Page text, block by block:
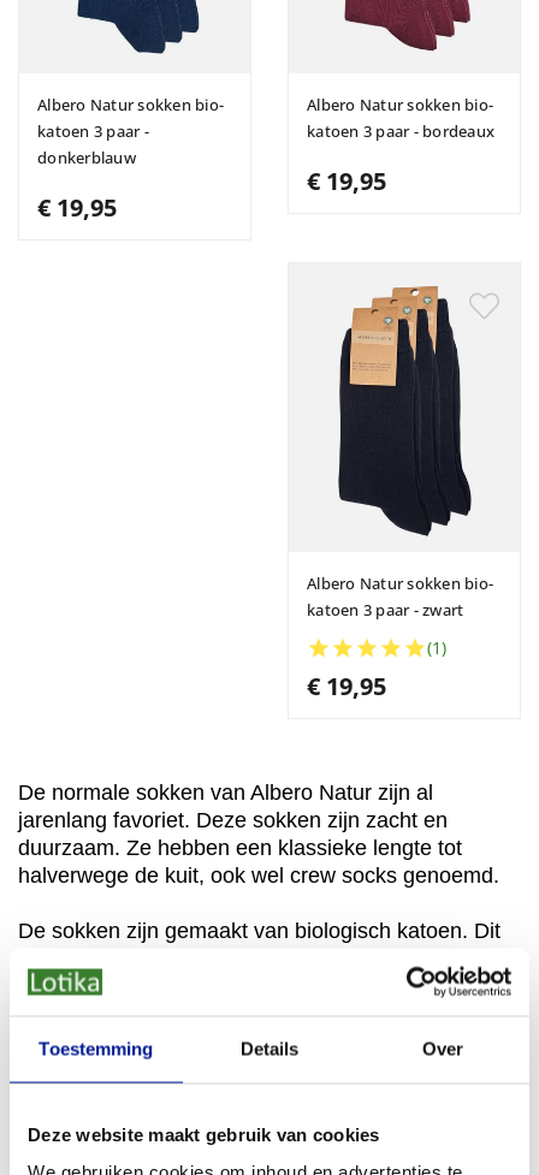
Toestemming Details Over
Deze website maakt gebruik van cookies
Albero Natur sokken bio-
katoen 3 paar -
donkerblauw
€ 19,95
Albero Natur sokken bio-
katoen 3 paar - bordeaux
€ 19,95
Albero Natur sokken bio-
katoen 3 paar - zwart
    (1)
€ 19,95
De normale sokken van Albero Natur zijn al
jarenlang favoriet. Deze sokken zijn zacht en
duurzaam. Ze hebben een klassieke lengte tot
halverwege de kuit, ook wel crew socks genoemd.
De sokken zijn gemaakt van biologisch katoen. Dit
standaard. Daardoor weet je zeker dat de sokken
ook volledig vegan.
gewerkt onder eerlijke omstandigheden. Je draagt
dus bij aan een betere wereld wanneer je deze